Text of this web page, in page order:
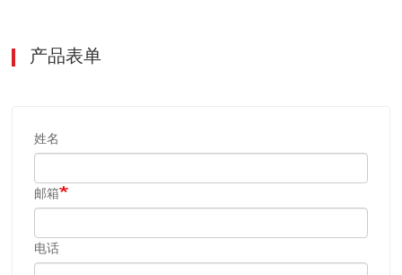
产品表单
姓名
邮箱
电话